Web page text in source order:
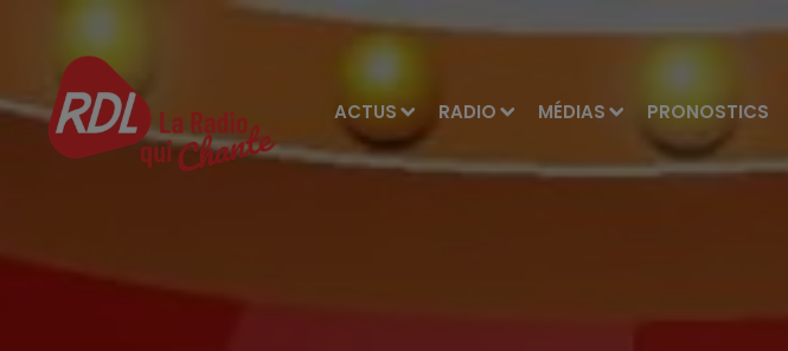
ACTUS RADIO MÉDIAS PRONOSTICS